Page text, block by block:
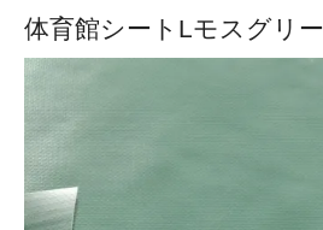
体育館シートLモスグリー